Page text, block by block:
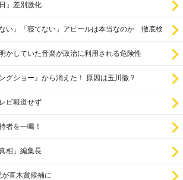
」差別激化
い」「寝てない」アピールは本当なのか 徹底検
かしていた音楽が政治に利用される危険性
グショー』から消えた！ 原因は玉川徹？
ビ報道せず
者を一喝！
相」編集長
直木賞候補に